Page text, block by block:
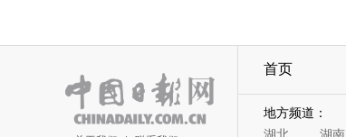
首页
地方频道：